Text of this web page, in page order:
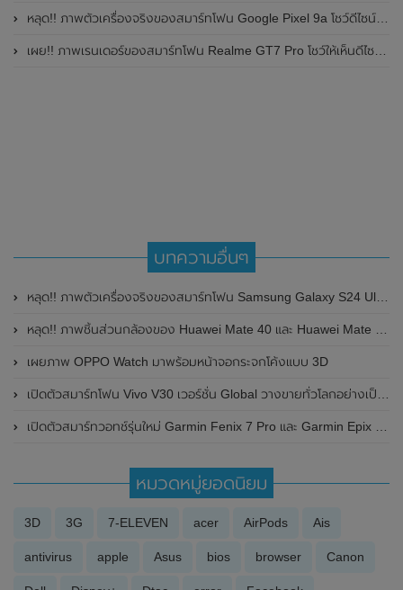
หลุด!! ภาพตัวเครื่องจริงของสมาร์ทโฟน Google Pixel 9a โชว์ดีไซน์ใหม่ กล้องหลังแบนราบ ไม่มีกรอบของกล้องแล้ว
เผย!! ภาพเรนเดอร์ของสมาร์ทโฟน Realme GT7 Pro โชว์ให้เห็นดีไซน์ใหม่ พร้อมเผยรายละเอียดสเปกที่สำคัญบางส่วน
บทความอื่นๆ
หลุด!! ภาพตัวเครื่องจริงของสมาร์ทโฟน Samsung Galaxy S24 Ultra โชว์ดีไซน์ตัวเครื่องในสี Titanium Gold
หลุด!! ภาพชิ้นส่วนกล้องของ Huawei Mate 40 และ Huawei Mate 40 Pro โชว์ดีไซน์เป็นรูปทรงสี่เหลี่ยมจตุรัสอย่างชัดเจน
เผยภาพ OPPO Watch มาพร้อมหน้าจอกระจกโค้งแบบ 3D
เปิดตัวสมาร์ทโฟน Vivo V30 เวอร์ชั่น Global วางขายทั่วโลกอย่างเป็นทางการแล้ว มาพร้อมกล้องหลัง ความละเอียด 50 MP (เท่ากันทั้ง 3 ตัว) , แบตเตอรี่ขนาดใหญ่ และใช้ชิปเซ็ต Snapdragon 7 Gen 3
เปิดตัวสมาร์ทวอทช์รุ่นใหม่ Garmin Fenix 7 Pro และ Garmin Epix 2 Pro อย่างเป็นทางการ
หมวดหมู่ยอดนิยม
3D 3G 7-ELEVEN acer AirPods Ais
antivirus apple Asus bios browser Canon